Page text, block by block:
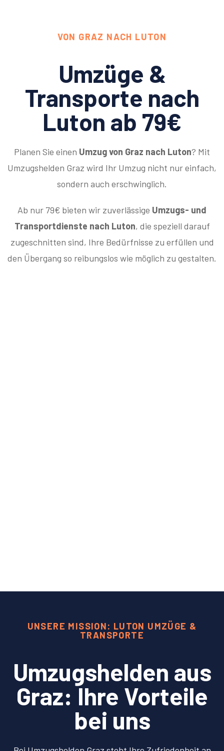
VON GRAZ NACH LUTON
Umzüge &
Transporte nach
Luton ab 79€
Planen Sie einen Umzug von Graz nach Luton? Mit
Umzugshelden Graz wird Ihr Umzug nicht nur einfach,
sondern auch erschwinglich.
Ab nur 79€ bieten wir zuverlässige Umzugs- und
Transportdienste nach Luton, die speziell darauf
zugeschnitten sind, Ihre Bedürfnisse zu erfüllen und
den Übergang so reibungslos wie möglich zu gestalten.
UNSERE MISSION: LUTON UMZÜGE &
TRANSPORTE
Umzugshelden aus
Graz: Ihre Vorteile
bei uns